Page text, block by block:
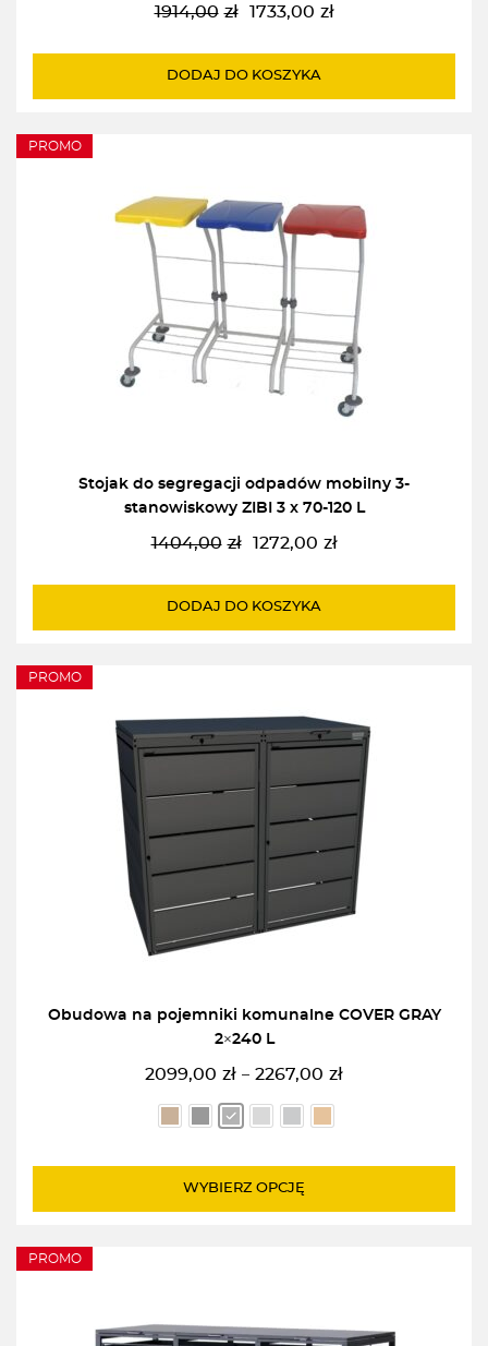
1914,00 zł
Pierwotna
wynosiła:
1733,00 zł
Aktualna
wynosi:
DODAJ DO KOSZYKA
PROMO
Stojak do segregacji odpadów mobilny 3-
stanowiskowy ZIBI 3 x 70-120 L
1404,00 zł
Pierwotna
wynosiła:
1272,00 zł
Aktualna
wynosi:
DODAJ DO KOSZYKA
PROMO
Obudowa na pojemniki komunalne COVER GRAY
2×240 L
2099,00 zł – 2267,00 zł
Zakres
cen:
od
do
WYBIERZ OPCJĘ
PROMO